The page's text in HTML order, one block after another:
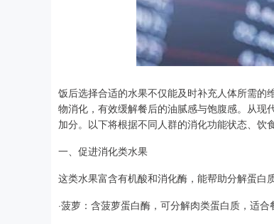
饭后选择合适的水果不仅能及时补充人体所需的
物消化，有效缓解餐后的油腻感与饱腹感。从
加分。以下将根据不同人群的消化功能状态、饮
一、促进消化类水果
这类水果富含有机酸和消化酶，能帮助分解蛋白
·菠萝：含菠萝蛋白酶，可分解肉类蛋白质，适